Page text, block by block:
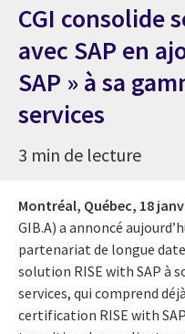
CGI consolide
avec SAP en
SAP » à sa
services
3 min de lecture
Montréal, Québec, 18
GIB.A) a annoncé
partenariat de longue date
solution RISE with SAP à
services, qui comprend
certification RISE with